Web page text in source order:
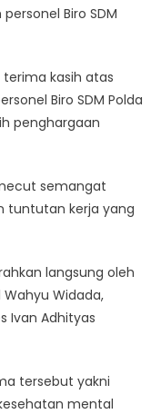
Biro SDM
kasih atas
Biro SDM Polda
penghargaan
semangat
tuntutan kerja yang
langsung oleh
Wahyu Widada,
Ivan Adhityas
tersebut yakni
mental